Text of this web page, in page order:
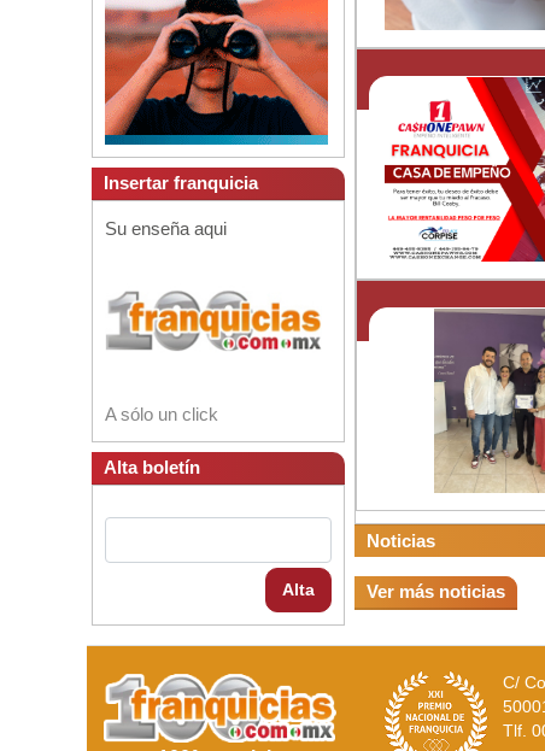
Insertar franquicia
Su enseña aqui
A sólo un click
Alta boletín
Alta
Noticias
Ver más noticias
C/
Tlf.